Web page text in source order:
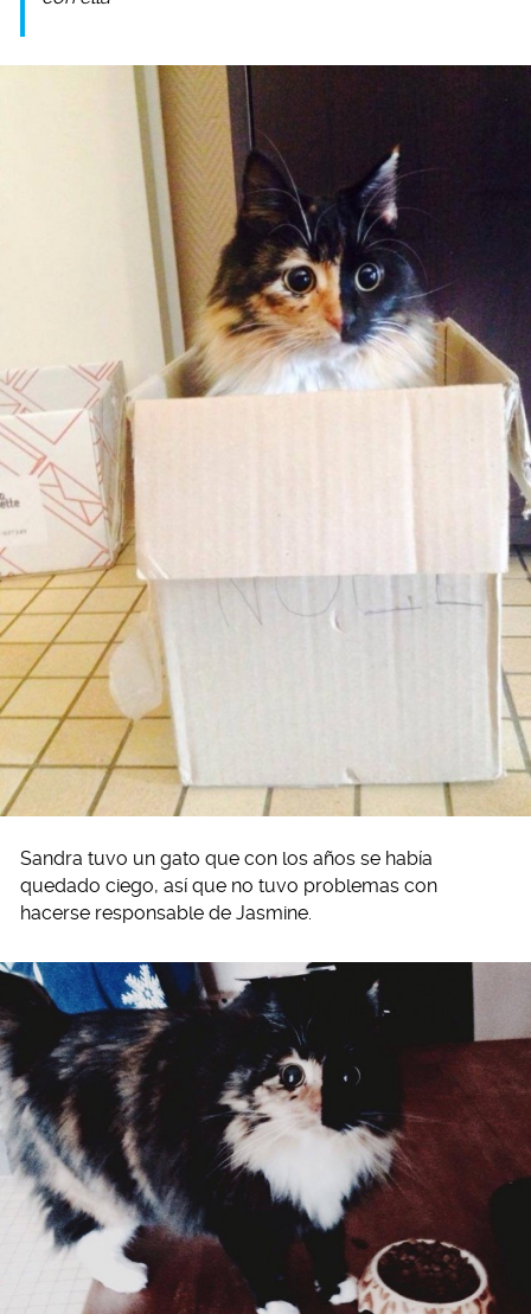
Sandra tuvo un gato que con los años se había
quedado ciego, así que no tuvo problemas con
hacerse responsable de Jasmine.